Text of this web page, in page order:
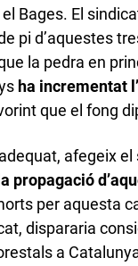
el Bages. El
pi d’aquestes
la pedra en
ha incrementat
que el fong
afegeix
propagació
per aquesta
dispararia
a